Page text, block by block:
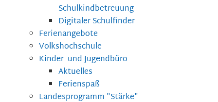
Schulkindbetreuung
Digitaler Schulfinder
Ferienangebote
Volkshochschule
Kinder- und Jugendbüro
Aktuelles
Ferienspaß
Landesprogramm "Stärke"